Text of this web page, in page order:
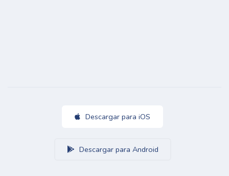
Descargar para iOS
Descargar para Android